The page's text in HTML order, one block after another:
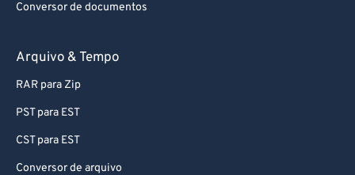
Conversor de documentos
Arquivo & Tempo
RAR para Zip
PST para EST
CST para EST
Conversor de arquivo